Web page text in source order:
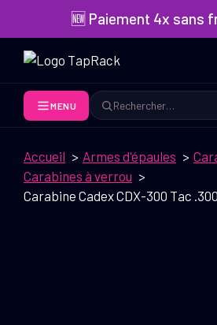
contenu
🆕 Paiement 4x sans
MENU
Rechercher
Accueil Armes d'épaules
Carabines à verrou
Carabine Cadex CDX-300 Tac